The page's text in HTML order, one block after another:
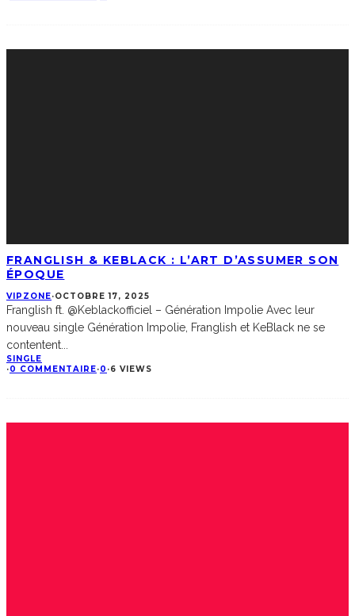
FRANGLISH & KEBLACK : L’ART D’ASSUMER SON
ÉPOQUE
VIPZONE·OCTOBRE 17, 2025
Franglish ft. ‪@Keblackofficiel‬ – Génération Impolie Avec leur
nouveau single Génération Impolie, Franglish et KeBlack ne se
contentent
SINGLE
·0 COMMENTAIRE·0 ·6 VIEWS